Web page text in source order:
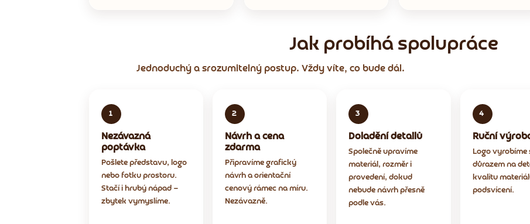
Jak probíhá spolupráce
Jednoduchý a srozumitelný postup. Vždy víte, co bude dál.
Nezávazná
poptávka
Pošlete představu, logo
nebo fotku prostoru.
Stačí i hrubý nápad —
zbytek vymyslíme.
Návrh a cena
zdarma
Připravíme grafický
návrh a orientační
cenový rámec na míru.
Nezávazně.
Doladění detailů
Společně upravíme
materiál, rozměr i
provedení, dokud
nebude návrh přesně
podle vás.
Ruční
Logo vyrobíme
důrazem na
kvalitu
podsvícení.